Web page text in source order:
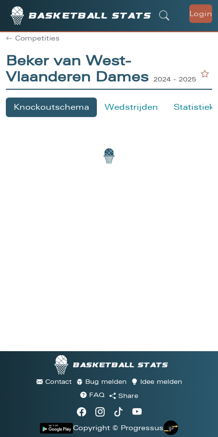
Basketball stats Login
Competities
Beker van West-
Vlaanderen Dames
2024 - 2025
Knockoutschema Wedstrijden
Basketball stats
Contact Bug melden
Idee melden
FAQ
Share
Copyright © Progressus